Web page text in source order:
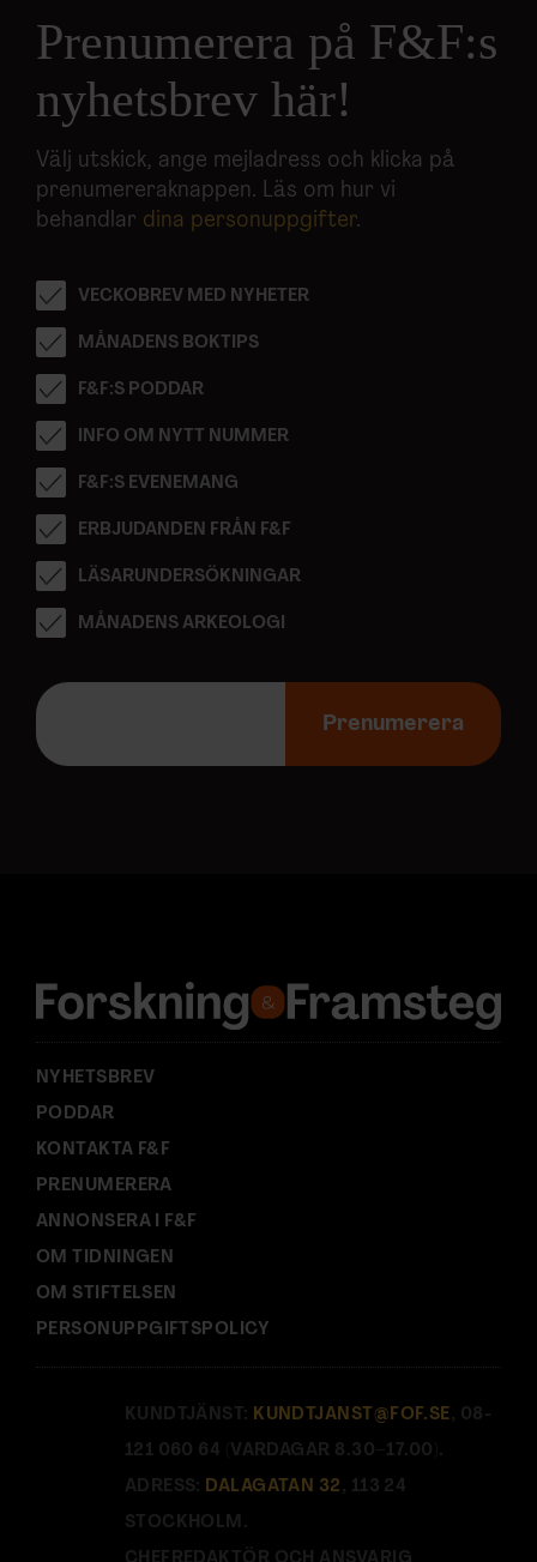
Prenumerera på F&F:s
nyhetsbrev här!
Välj utskick, ange mejladress och klicka på
prenumereraknappen. Läs om hur vi
behandlar dina personuppgifter.
VECKOBREV MED NYHETER
MÅNADENS BOKTIPS
F&F:S PODDAR
INFO OM NYTT NUMMER
F&F:S EVENEMANG
ERBJUDANDEN FRÅN F&F
LÄSARUNDERSÖKNINGAR
MÅNADENS ARKEOLOGI
E
p
s
:
Prenumerera
NYHETSBREV
PODDAR
KONTAKTA F&F
PRENUMERERA
ANNONSERA I F&F
OM TIDNINGEN
OM STIFTELSEN
PERSONUPPGIFTSPOLICY
KUNDTJÄNST: KUNDTJANST@FOF.SE , 08-
121 060 64 (VARDAGAR 8.30–17.00).
ADRESS: DALAGATAN 32 , 113 24
STOCKHOLM.